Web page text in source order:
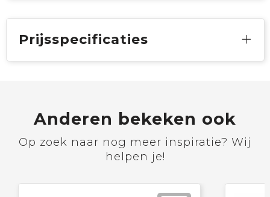
Prijsspecificaties
Anderen bekeken ook
Op zoek naar nog meer inspiratie? Wij
helpen je!